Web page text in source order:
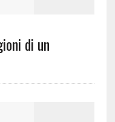
di un